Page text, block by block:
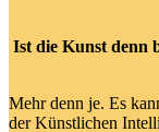
Ist die Kunst denn
Mehr denn je. Es
der Künstlichen